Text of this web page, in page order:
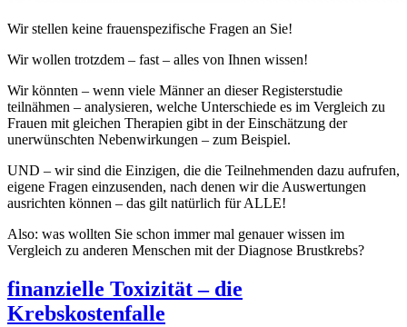
Wir stellen keine frauenspezifische Fragen an Sie!
Wir wollen trotzdem – fast – alles von Ihnen wissen!
Wir könnten – wenn viele Männer an dieser Registerstudie
teilnähmen – analysieren, welche Unterschiede es im Vergleich zu
Frauen mit gleichen Therapien gibt in der Einschätzung der
unerwünschten Nebenwirkungen – zum Beispiel.
UND – wir sind die Einzigen, die die Teilnehmenden dazu aufrufen,
eigene Fragen einzusenden, nach denen wir die Auswertungen
ausrichten können – das gilt natürlich für ALLE!
Also: was wollten Sie schon immer mal genauer wissen im
Vergleich zu anderen Menschen mit der Diagnose Brustkrebs?
finanzielle Toxizität – die
Krebskostenfalle